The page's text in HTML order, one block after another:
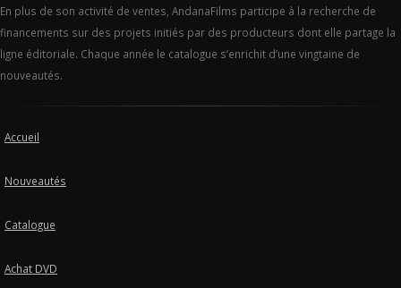
En plus de son activité de ventes, AndanaFilms participe à la recherche de
financements sur des projets initiés par des producteurs dont elle partage la
ligne éditoriale. Chaque année le catalogue s’enrichit d’une vingtaine de
nouveautés.
Accueil
Nouveautés
Catalogue
Achat DVD